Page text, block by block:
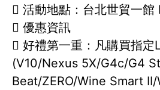
 活動地點：台北世貿一館
 優惠資訊
 好禮第一重：凡購買指定
(V10/Nexus 5X/G4c/G4
Beat/ZERO/Wine Smart